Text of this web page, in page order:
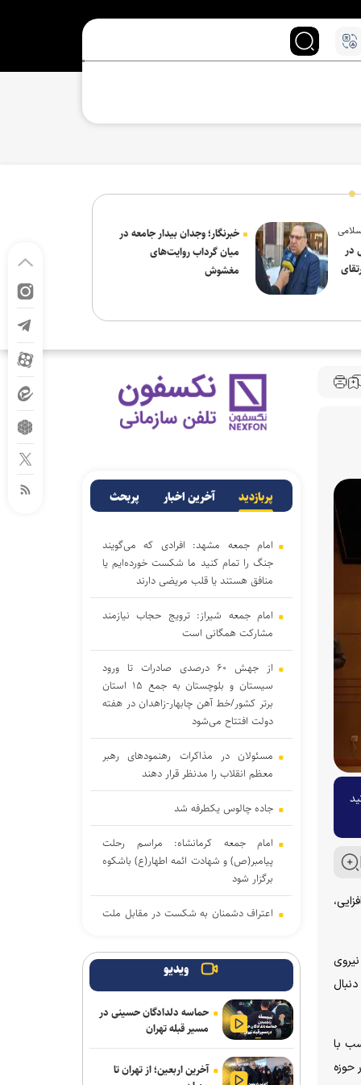
در
خبرنگار؛ وجدان بیدار جامعه در
میان گرداب روایت‌های
مغشوش
با
حوزه
پربازدید آخرین اخبار پربحث
امام جمعه مشهد: افرادی که می‌گویند
جنگ را تمام کنید ما شکست خورده‌ایم یا
منافق هستند یا قلب مریضی دارند
امام جمعه شیراز: ترویج حجاب نیازمند
مشارکت همگانی است
از جهش ۶۰ درصدی صادرات تا ورود
سیستان و بلوچستان به جمع ۱۵ استان
برتر کشور/خط آهن چابهار-زاهدان در هفته
دولت افتتاح می‌شود
مسئولان در مذاکرات رهنمود‌های رهبر
معظم انقلاب را مدنظر قرار دهند
جاده چالوس یکطرفه شد
امام جمعه کرمانشاه: مراسم رحلت
پیامبر(ص) و شهادت ائمه اطهار(ع) باشکوه
برگزار شود
اعتراف دشمنان به شکست در مقابل ملت
امام جمعه اهواز: دشمن دنبال شکستن
ملت ایران هیچ‌گاه مرعوب تهدید‌های
دشمن نخواهد شد
آمریکا در منطقه با بن‌بست راهبردی مواجه
ویدیو
حماسه دلدادگان حسینی در
مسیر قبله تهران
آخرین اربعین؛ از تهران تا